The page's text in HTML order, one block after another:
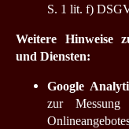
S. 1 lit. f)
Weitere Hinweise
und Diensten:
Google
zur